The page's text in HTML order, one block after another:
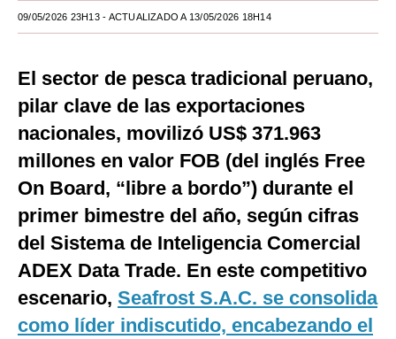
Tecnología
Club del Suscriptor
Mix
G de Gestión
Notas Contratadas
Podcast
09/05/2026 23H13- ACTUALIZADO A 13/05/2026 18H14
El sector de pesca tradicional peruano,
pilar clave de las exportaciones
nacionales, movilizó US$ 371.963
millones en valor FOB (del inglés Free
On Board, “libre a bordo”) durante el
primer bimestre del año, según cifras
del Sistema de Inteligencia Comercial
ADEX Data Trade. En este competitivo
escenario, Seafrost S.A.C. se consolida
como líder indiscutido, encabezando el